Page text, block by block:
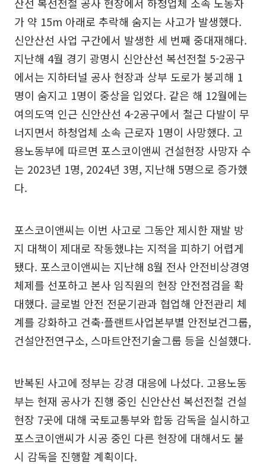
산선 복선전철 공사 현장에서 하청업체 소속 노동자
가 약 15m 아래로 추락해 숨지는 사고가 발생했다.
신안산선 사업 구간에서 발생한 세 번째 중대재해다.
지난해 4월 경기 광명시 신안산선 복선전철 5-2공구
에서는 지하터널 공사 현장과 상부 도로가 붕괴해 1
명이 숨지고 1명이 중상을 입었다. 같은 해 12월에는
여의도역 인근 신안산선 4-2공구에서 철근 다발이 무
너지면서 하청업체 소속 근로자 1명이 사망했다. 고
용노동부에 따르면 포스코이앤씨 건설현장 사망자 수
는 2023년 1명, 2024년 3명, 지난해 5명으로 증가했
다.
포스코이앤씨는 이번 사고로 그동안 제시한 재발 방
지 대책이 제대로 작동했냐는 지적을 피하기 어렵게
됐다. 포스코이앤씨는 지난해 8월 전사 안전비상경영
체제를 선포하고 본사 임직원의 현장 안전점검을 확
대했다. 글로벌 안전 전문기관과 협업해 안전관리 체
계를 강화하고 건축·플랜트사업본부별 안전보건그룹,
건설안전연구소, 스마트안전기술그룹 등을 신설했다.
반복된 사고에 정부는 강경 대응에 나섰다. 고용노동
부는 현재 공사가 진행 중인 신안산선 복선전철 건설
현장 7곳에 대해 국토교통부와 합동 감독을 실시하고
포스코이앤씨가 시공 중인 다른 현장에 대해서도 불
시 감독을 진행할 계획이다.